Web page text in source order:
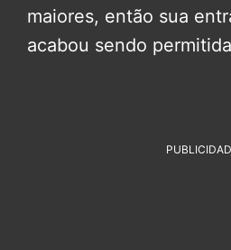
maiores, então sua
acabou sendo